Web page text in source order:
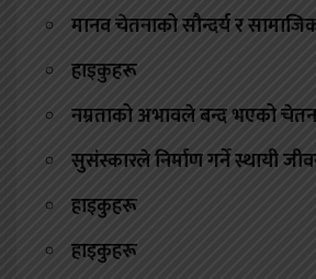
मानव चेतनाको सौन्दर्य र
हाइकुहरू
नम्रताको अभावले बन्द भएको
सुसंस्कारले निर्माण गर्ने स्थायी
हाइकुहरू
हाइकुहरू